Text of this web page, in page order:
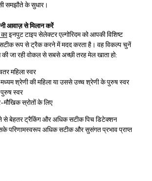
समझौते के सुधार।
आवाज़ से मिलान करें
इनपुट टाइप सेलेक्टर एल्गोरिदम को आपकी विशिष्ट
रूप से ट्रैक करने में मदद करता है। वह विकल्प चुनें
की जा रही वोकल से सबसे अच्छी तरह मेल खाता हो:
महिला स्वर
मध्यम श्रेणी की महिला या उससे उच्च श्रेणी के पुरुष स्वर
पुरुष स्वर
मौखिक स्रोतों के लिए
से बेहतर ट्रैकिंग और अधिक सटीक पिच डिटेक्शन
परिणामस्वरूप अधिक सटीक और सुसंगत प्रभाव प्राप्त